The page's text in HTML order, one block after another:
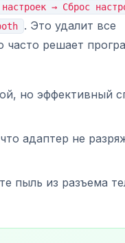
→ Сброс
. Это удалит все
часто решает
но эффективный
адаптер не
пыль из разъема